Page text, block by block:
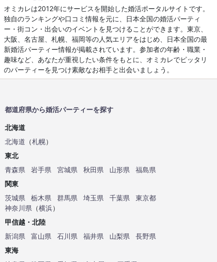
オミカレは2012年にサービスを開始した婚活ポータルサイトです。
独自のランキングや口コミ情報を元に、日本全国の婚活パーティ
ー・街コン・出会いのイベントを見つけることができます。東京、
大阪、名古屋、札幌、福岡等の人気エリアをはじめ、日本全国の最
新婚活パーティー情報が掲載されています。参加者の年齢・職業・
趣味など、あなたが重視したい条件をもとに、オミカレでピッタリ
のパーティーを見つけ素敵なお相手と出会いましょう。
都道府県から婚活パーティーを探す
北海道
北海道 （札幌）
東北
青森県
岩手県 宮城県 秋田県 山形県
福島県
関東
茨城県
栃木県 群馬県 埼玉県 千葉県
東京都
神奈川県 （横浜）
甲信越・北陸
新潟県
富山県 石川県 福井県 山梨県
長野県
東海